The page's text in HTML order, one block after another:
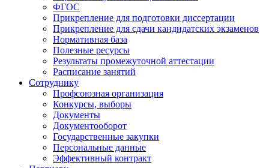
ФГОС
Прикрепление для подготовки диссертации
Прикрепление для сдачи кандидатских экзаменов
Нормативная база
Полезные ресурсы
Результаты промежуточной аттестации
Расписание занятий
Сотруднику
Профсоюзная организация
Конкурсы, выборы
Документы
Документооборот
Государственные закупки
Персональные данные
Эффективный контракт